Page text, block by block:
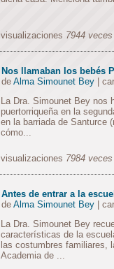
visualizaciones 7944 veces
Nos llamaban los bebés
de Alma Simounet Bey|
La Dra. Simounet Bey nos
puertorriqueña en la
en la barriada de Santurce
cómo...
visualizaciones 7984 veces
Antes de entrar a la
de Alma Simounet Bey|
La Dra. Simounet Bey
características de la
las costumbres familiares,
Academia de ...